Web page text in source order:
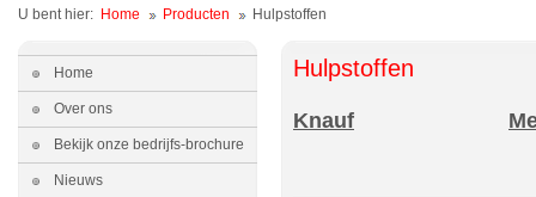
U bent hier: Home Producten Hulpstoffen
Home
Over ons
Bekijk onze bedrijfs-brochure
Nieuws
Hulpstoffen
Knauf